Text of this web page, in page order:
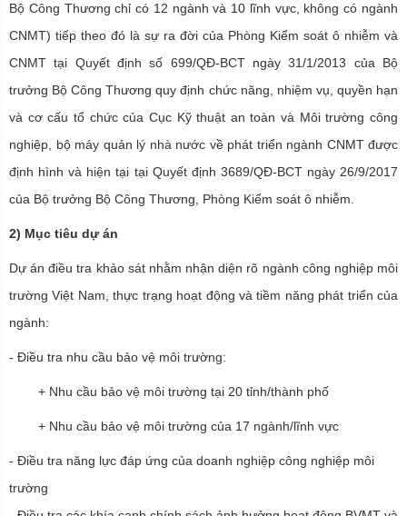
Bộ Công Thương chỉ có 12 ngành và 10 lĩnh vực, không có ngành
CNMT) tiếp theo đó là sự ra đời của Phòng Kiểm soát ô nhiễm và
CNMT tại Quyết định số 699/QĐ-BCT ngày 31/1/2013 của Bộ
trưởng Bộ Công Thương quy định chức năng, nhiệm vụ, quyền hạn
và cơ cấu tổ chức của Cục Kỹ thuật an toàn và Môi trường công
nghiệp, bộ máy quản lý nhà nước về phát triển ngành CNMT được
định hình và hiện tại tại Quyết định 3689/QĐ-BCT ngày 26/9/2017
của Bộ trưởng Bộ Công Thương, Phòng Kiểm soát ô nhiễm.
2) Mục tiêu dự án
Dự án điều tra khảo sát nhằm nhận diện rõ ngành công nghiệp môi
trường Việt Nam, thực trạng hoạt động và tiềm năng phát triển của
ngành:
- Điều tra nhu cầu bảo vệ môi trường:
+ Nhu cầu bảo vệ môi trường tại 20 tỉnh/thành phố
+ Nhu cầu bảo vệ môi trường của 17 ngành/lĩnh vực
- Điều tra năng lực đáp ứng của doanh nghiệp công nghiệp môi
trường